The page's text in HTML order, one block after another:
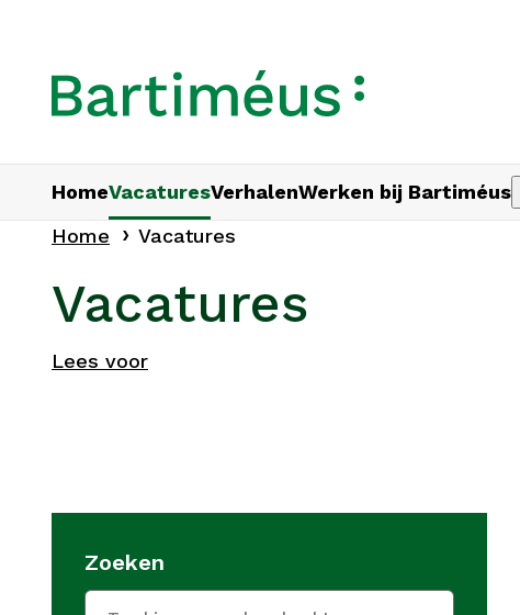
HomeVacaturesVerhalenWerken bij Bartiméus
Home
Vacatures
Vacatures
Lees voor
Zoeken